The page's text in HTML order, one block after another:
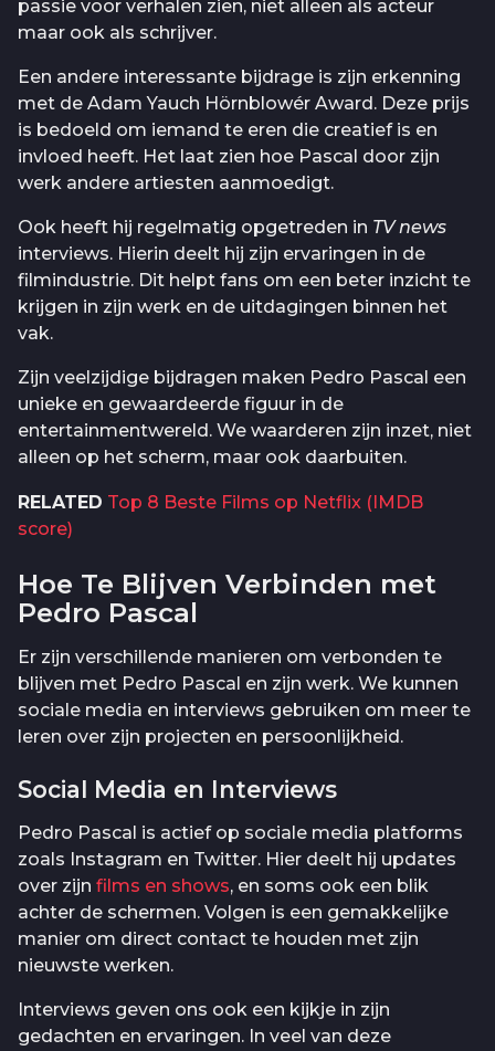
passie voor verhalen zien, niet alleen als acteur
maar ook als schrijver.
Een andere interessante bijdrage is zijn erkenning
met de Adam Yauch Hörnblowér Award. Deze prijs
is bedoeld om iemand te eren die creatief is en
invloed heeft. Het laat zien hoe Pascal door zijn
werk andere artiesten aanmoedigt.
Ook heeft hij regelmatig opgetreden in TV news
interviews. Hierin deelt hij zijn ervaringen in de
filmindustrie. Dit helpt fans om een beter inzicht te
krijgen in zijn werk en de uitdagingen binnen het
vak.
Zijn veelzijdige bijdragen maken Pedro Pascal een
unieke en gewaardeerde figuur in de
entertainmentwereld. We waarderen zijn inzet, niet
alleen op het scherm, maar ook daarbuiten.
RELATED Top 8 Beste Films op Netflix (IMDB
score)
Hoe Te Blijven Verbinden met
Pedro Pascal
Er zijn verschillende manieren om verbonden te
blijven met Pedro Pascal en zijn werk. We kunnen
sociale media en interviews gebruiken om meer te
leren over zijn projecten en persoonlijkheid.
Social Media en Interviews
Pedro Pascal is actief op sociale media platforms
zoals Instagram en Twitter. Hier deelt hij updates
over zijn films en shows, en soms ook een blik
achter de schermen. Volgen is een gemakkelijke
manier om direct contact te houden met zijn
nieuwste werken.
Interviews geven ons ook een kijkje in zijn
gedachten en ervaringen. In veel van deze